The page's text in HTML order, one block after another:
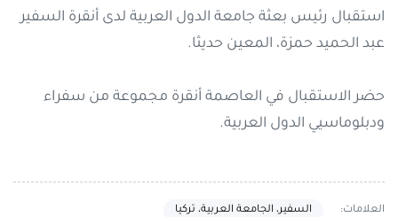
استقبال رئيس بعثة جامعة الدول العربية لدى أنقرة السفير
عبد الحميد حمزة، المعين حديثا.
حضر الاستقبال في العاصمة أنقرة مجموعة من سفراء
ودبلوماسيي الدول العربية.
العلامات: السفير، الجامعة العربية، تركيا